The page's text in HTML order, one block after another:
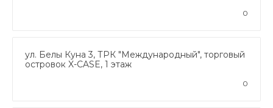
0
ул. Белы Куна 3, ТРК "Международный", торговый
островок X-CASE, 1 этаж
0